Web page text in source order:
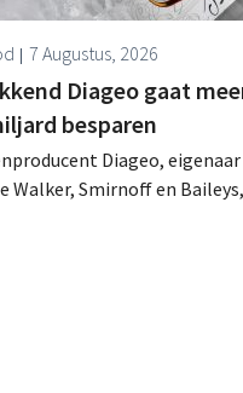
7 Augustus, 2026
Diageo gaat
besparen
Diageo, eigenaar
Walker, Smirnoff en